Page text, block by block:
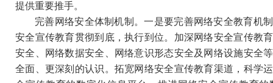
提供重要推手。
完善网络安全体制机制。一是要完善网络安全教育机
安全宣传教育贯彻到底，执行到位。加深网络安全宣传教
安全、网络数据安全、网络意识形态安全及网络设施安全
全面、更深刻的认识。拓宽网络安全宣传教育渠道，科学